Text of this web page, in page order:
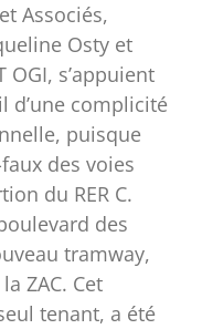
Associés,
Osty et
OGI, s’appuient
d’une complicité
puisque
des voies
du RER C.
des
tramway,
ZAC. Cet
tenant, a été